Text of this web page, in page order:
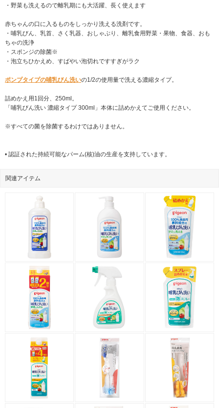
・野菜も洗えるので離乳期にも大活躍、長く使えます
赤ちゃんの口に入るものをしっかり洗える洗剤です。
・哺乳びん、乳首、さく乳器、おしゃぶり、離乳食用野菜・果物、食器、おも
ちゃの洗浄
・スポンジの除菌※
・泡立ちひかえめ、すばやい泡切れですすぎがラク
ポンプタイプの哺乳びん洗いの1/2の使用量で洗える濃縮タイプ。
詰めかえ用1回分、250ml。
「哺乳びん洗い 濃縮タイプ 300ml」本体に詰めかえてご使用ください。
※すべての菌を除菌するわけではありません。
• 認証された持続可能なパーム(核)油の生産を支持しています。
関連アイテム